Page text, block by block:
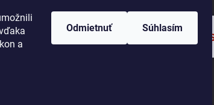
a
Odmietnuť Súhlasím